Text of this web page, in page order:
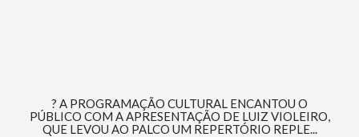
? A PROGRAMAÇÃO CULTURAL ENCANTOU O
PÚBLICO COM A APRESENTAÇÃO DE LUIZ VIOLEIRO,
QUE LEVOU AO PALCO UM REPERTÓRIO REPLE...